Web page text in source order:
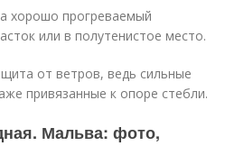
хорошо прогреваемый
или в полутенистое место.
от ветров, ведь сильные
привязанные к опоре стебли.
Мальва: фото,